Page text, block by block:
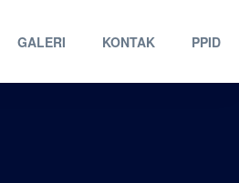
GALERI KONTAK PPID